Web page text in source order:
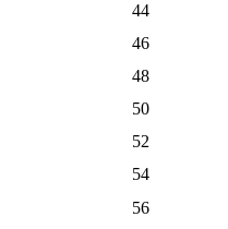
44
46
48
50
52
54
56